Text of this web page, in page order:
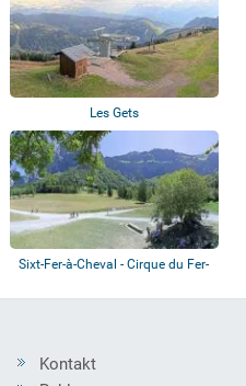
Les Gets
Sixt-Fer-à-Cheval - Cirque du Fer-
Kontakt